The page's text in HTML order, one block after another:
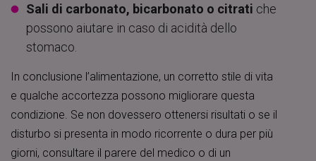
Sali di carbonato, bicarbonato o citrati che
possono aiutare in caso di acidità dello
stomaco.
In conclusione l’alimentazione, un corretto stile di vita
e qualche accortezza possono migliorare questa
condizione. Se non dovessero ottenersi risultati o se il
disturbo si presenta in modo ricorrente o dura per più
giorni, consultare il parere del medico o di un